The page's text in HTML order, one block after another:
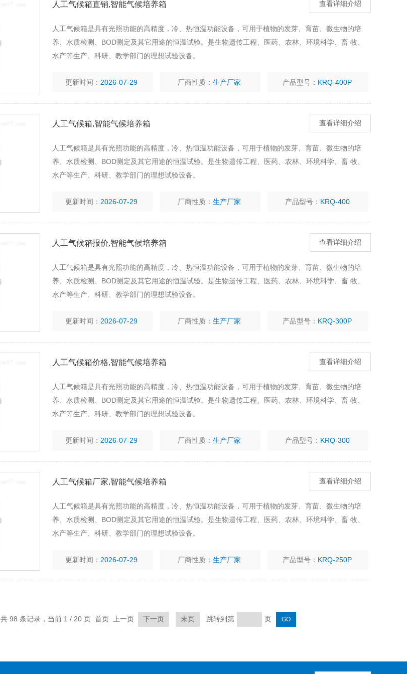
人工气候箱直销,智能气候培养箱 查看详细介绍
人工气候箱是具有光照功能的高精度，冷、热恒温功能设备，可用于植物的发芽、育苗、微生物的培
养、水质检测、BOD测定及其它用途的恒温试验。是生物遗传工程、医药、农林、环境科学、畜 牧、
水产等生产、科研、教学部门的理想试验设备。
更新时间： 2026-07-29 厂商性质：生产厂家 产品型号： KRQ-400P
人工气候箱,智能气候培养箱 查看详细介绍
人工气候箱是具有光照功能的高精度，冷、热恒温功能设备，可用于植物的发芽、育苗、微生物的培
养、水质检测、BOD测定及其它用途的恒温试验。是生物遗传工程、医药、农林、环境科学、畜 牧、
水产等生产、科研、教学部门的理想试验设备。
更新时间： 2026-07-29 厂商性质：生产厂家 产品型号： KRQ-400
人工气候箱报价,智能气候培养箱 查看详细介绍
人工气候箱是具有光照功能的高精度，冷、热恒温功能设备，可用于植物的发芽、育苗、微生物的培
养、水质检测、BOD测定及其它用途的恒温试验。是生物遗传工程、医药、农林、环境科学、畜 牧、
水产等生产、科研、教学部门的理想试验设备。
更新时间： 2026-07-29 厂商性质：生产厂家 产品型号： KRQ-300P
人工气候箱价格,智能气候培养箱 查看详细介绍
人工气候箱是具有光照功能的高精度，冷、热恒温功能设备，可用于植物的发芽、育苗、微生物的培
养、水质检测、BOD测定及其它用途的恒温试验。是生物遗传工程、医药、农林、环境科学、畜 牧、
水产等生产、科研、教学部门的理想试验设备。
更新时间： 2026-07-29 厂商性质：生产厂家 产品型号： KRQ-300
人工气候箱厂家,智能气候培养箱 查看详细介绍
人工气候箱是具有光照功能的高精度，冷、热恒温功能设备，可用于植物的发芽、育苗、微生物的培
养、水质检测、BOD测定及其它用途的恒温试验。是生物遗传工程、医药、农林、环境科学、畜 牧、
水产等生产、科研、教学部门的理想试验设备。
更新时间： 2026-07-29 厂商性质：生产厂家 产品型号： KRQ-250P
共 98 条记录，当前 1 / 20 页 首页 上一页 下一页 末页 跳转到第 页